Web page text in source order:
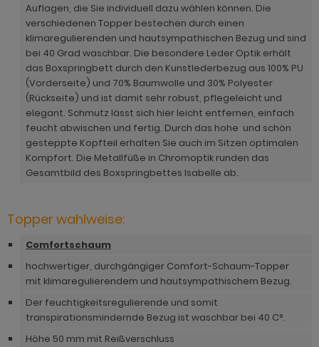
Auflagen, die Sie individuell dazu wählen können. Die
verschiedenen Topper bestechen durch einen
klimaregulierenden und hautsympathischen Bezug und sind
bei 40 Grad waschbar. Die besondere Leder Optik erhält
das Boxspringbett durch den Kunstlederbezug aus 100% PU
(Vorderseite) und 70% Baumwolle und 30% Polyester
(Rückseite) und ist damit sehr robust, pflegeleicht und
elegant. Schmutz lässt sich hier leicht entfernen, einfach
feucht abwischen und fertig. Durch das hohe und schön
gesteppte Kopfteil erhalten Sie auch im Sitzen optimalen
Kompfort. Die Metallfüße in Chromoptik runden das
Gesamtbild des Boxspringbettes Isabelle ab.
Topper wahlweise:
Comfortschaum
hochwertiger, durchgängiger Comfort-Schaum-Topper
mit klimaregulierendem und hautsympathischem Bezug.
Der feuchtigkeitsregulierende und somit
transpirationsmindernde Bezug ist waschbar bei 40 C°.
Höhe 50 mm mit Reißverschluss
Ronson
Rovola
Scandik
Sena
Sentra
Seyne
Stove Old Style hell
Stove weiß Pinie
Sunroof
Timber
Tomaso
Rivian
Romina
Ronin Eiche
Ronin Esche
Ronson
Rooky weiß
Rovola
Scandik
Seyne
Stove Old Style hell
Stove weiß Pinie